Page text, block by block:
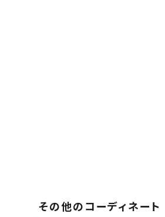
その他のコーディネート